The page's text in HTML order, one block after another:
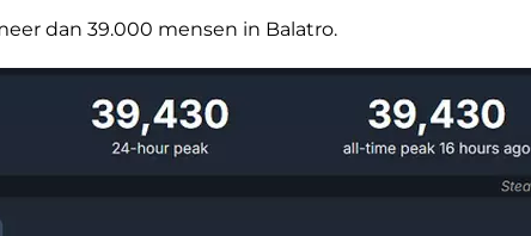
dan 39.000 mensen in Balatro.